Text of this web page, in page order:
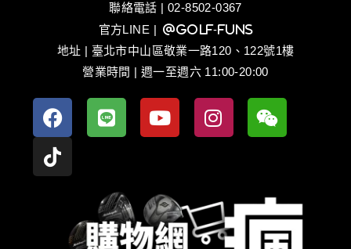
聯絡電話 | 02-8502-0367
官方LINE | @golf-funs
地址 | 臺北市中山區敬業一路120、122號1樓
營業時間 | 週一至週六 11:00-20:00